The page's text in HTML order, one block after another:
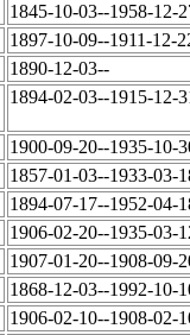
1845-10-03--1958-12-
1897-10-09--1911-12-
1890-12-03--
1894-02-03--1915-12-
1900-09-20--1935-10-
1857-01-03--1933-03-
1894-07-17--1952-04-
1906-02-20--1935-03-
1907-01-20--1908-09-
1868-12-03--1992-10-
1906-02-10--1908-02-